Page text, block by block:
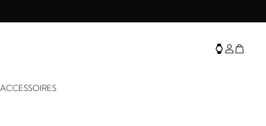
ACCESSOIRES